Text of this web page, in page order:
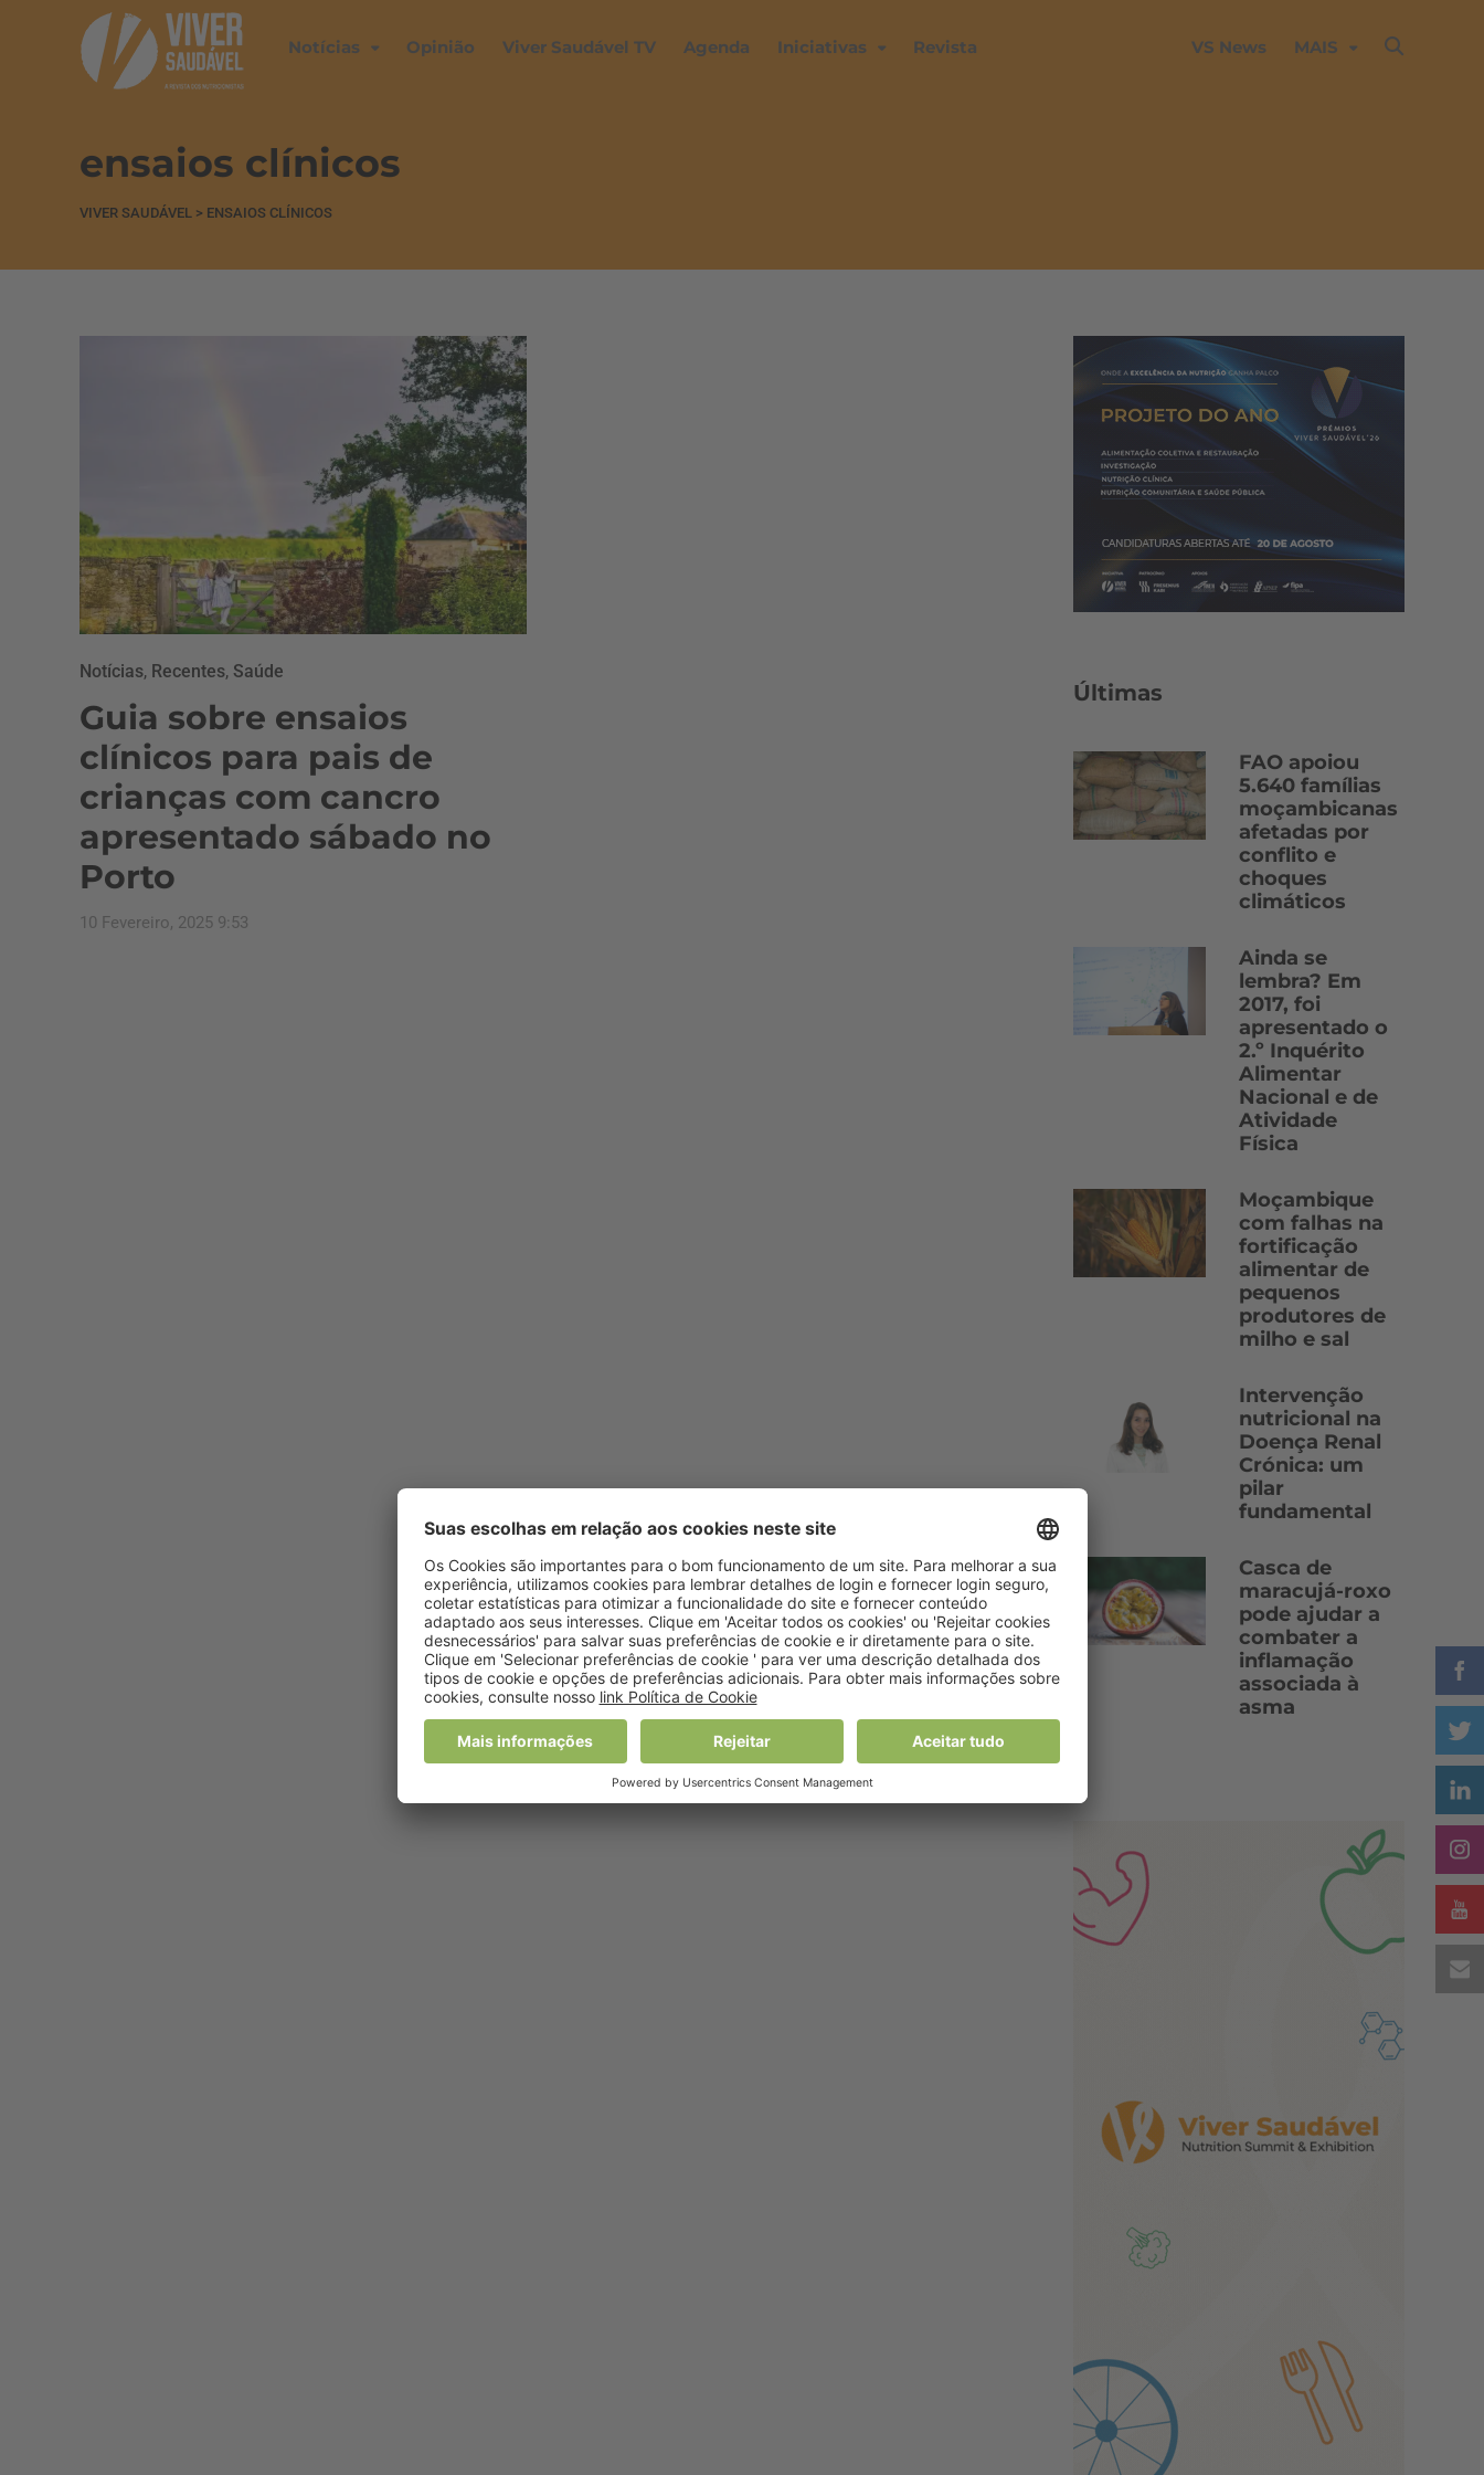
Notícias Opinião Viver Saudável TV Agenda Iniciativas Revista VS News MAIS
ensaios clínicos
VIVER SAUDÁVEL > ENSAIOS CLÍNICOS
Notícias, Recentes, Saúde
Guia sobre ensaios
clínicos para pais de
crianças com cancro
apresentado sábado no
Porto
10 Fevereiro, 2025 9:53
Últimas
FAO apoiou
5.640 famílias
moçambicanas
afetadas por
conflito e
choques
climáticos
Ainda se
lembra? Em
2017, foi
apresentado o
2.º Inquérito
Alimentar
Nacional e de
Atividade
Física
Moçambique
com falhas na
fortificação
alimentar de
pequenos
produtores de
milho e sal
Intervenção
nutricional na
Doença Renal
Crónica: um
pilar
fundamental
Casca de
maracujá-roxo
pode ajudar a
combater a
inflamação
associada à
asma